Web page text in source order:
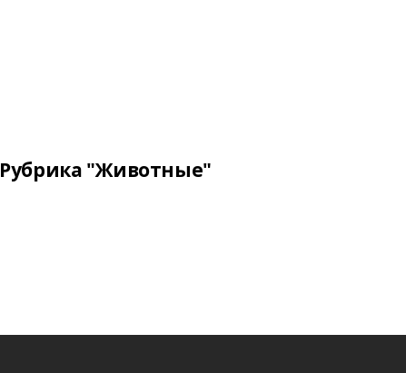
Рубрика "Животные"